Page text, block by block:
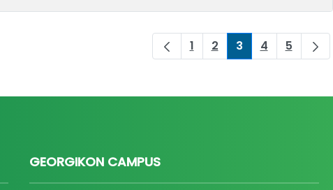
Oldal
1 Oldal
2 Oldal
3 Oldal
4 Oldal
5
GEORGIKON CAMPUS